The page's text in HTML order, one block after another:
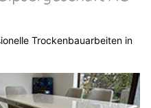
Trockenbauarbeiten in